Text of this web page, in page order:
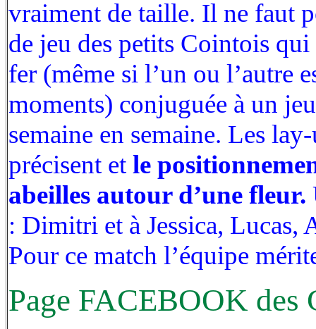
vraiment de taille. Il ne faut
de jeu des petits Cointois
fer (même si l’un ou l’autre
moments) conjuguée à un
semaine en semaine. Les
précisent et le
abeilles autour d’une fleur.
: Dimitri et à Jessica, Lucas,
Pour ce match l’équipe
Page FACEBOOK des